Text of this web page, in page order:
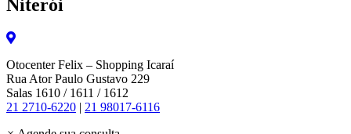
Niterói
Otocenter Felix – Shopping Icaraí
Rua Ator Paulo Gustavo 229
Salas 1610 / 1611 / 1612
21 2710-6220 | 21 98017-6116